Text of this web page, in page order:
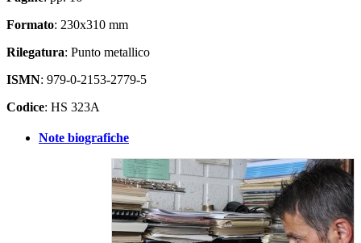
Formato: 230x310 mm
Rilegatura: Punto metallico
ISMN: 979-0-2153-2779-5
Codice: HS 323A
Note biografiche